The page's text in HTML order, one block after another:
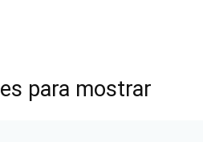
para mostrar